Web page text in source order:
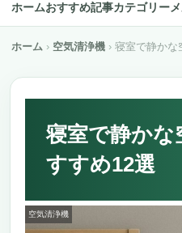
ホームおすすめ記事カテゴリー
ホーム 空気清浄機 寝室で静かな
寝室で静かな
すすめ12選
空気清浄機